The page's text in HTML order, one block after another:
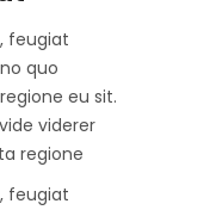
feugiat
quo
eu sit.
viderer
regione
feugiat